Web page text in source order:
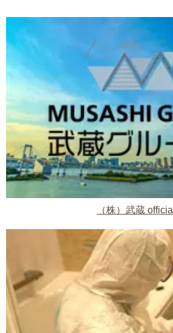
（株）武蔵 official